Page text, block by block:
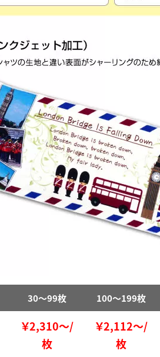
30～99枚 100～199枚
￥2,310～/
枚
￥2,112～/
枚